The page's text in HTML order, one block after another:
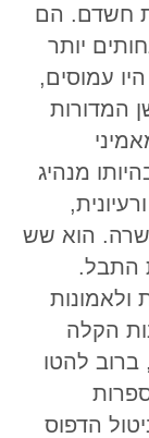
חשדם. הם
יותר
עמוסים,
המדורות
מנהיג
הוא שש
התבל.
ולאמונות
הקלה
ברוב להטו
הדפוס